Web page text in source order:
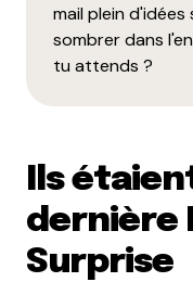
mail plein d'idées
sombrer dans
tu attends ?
Ils
dernière
Surprise